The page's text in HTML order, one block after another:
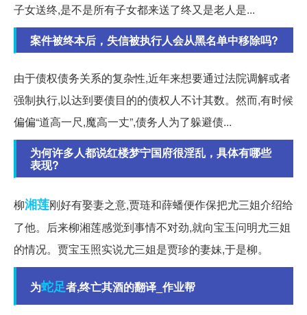
子女送终,是不是所有子女都来送了终又是老人是...
案件被终本后，失信被执行人会从黑名单中移除吗?
由于债权债务关系的复杂性,近年来想要通过法院调解或者
强制执行,以达到要债目的的债权人不计其数。然而,有时候
偏偏“道高一尺,魔高一丈”,债务人为了躲避债...
为何许多人都说红楼梦宁国府很淫乱，具体有哪些
表现?
柳湘莲刚好有娶妻之意,贾琏和薛蟠便作保把尤三姐介绍给
了他。后来柳湘莲感觉到事情不对劲,就向宝玉问明尤三姐
的情况。贾宝玉照实说尤三姐是贾珍的妻妹,于是柳。
为蛇足者,终亡其酒的翻译_作业帮